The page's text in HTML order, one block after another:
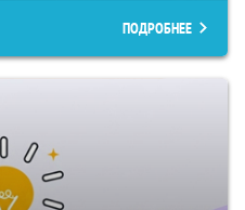
ПОДРОБНЕЕ